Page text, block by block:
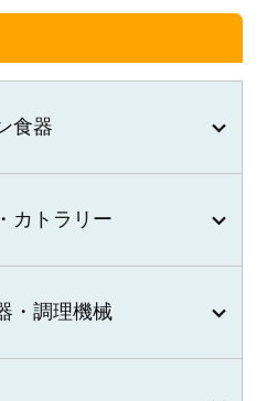
食器
カトラリー
・調理機械